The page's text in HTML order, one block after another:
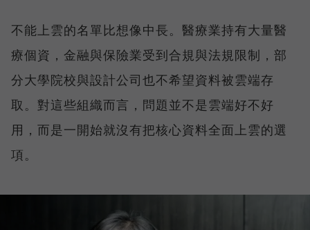
不能上雲的名單比想像中長。醫療業持有大量醫
療個資，金融與保險業受到合規與法規限制，部
分大學院校與設計公司也不希望資料被雲端存
取。對這些組織而言，問題並不是雲端好不好
用，而是一開始就沒有把核心資料全面上雲的選
項。